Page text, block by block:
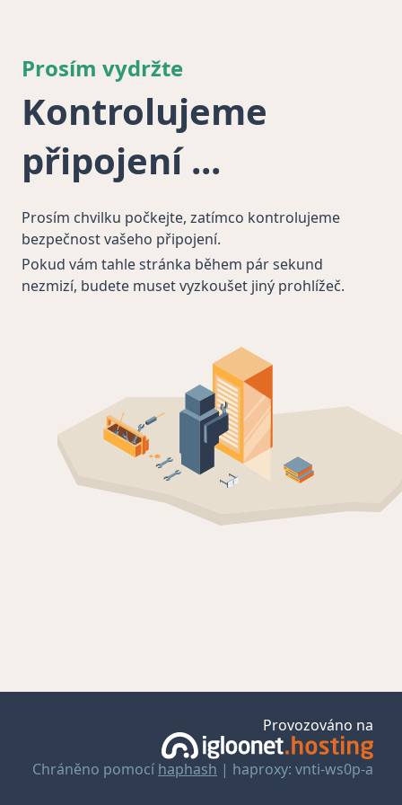
Prosím vydržte
Kontrolujeme
připojení
Prosím chvilku počkejte, zatímco kontrolujeme
bezpečnost vašeho připojení.
Pokud vám tahle stránka během pár sekund
nezmizí, budete muset vyzkoušet jiný prohlížeč.
Provozováno na
Chráněno pomocí haphash | haproxy: vnti-ws0p-a